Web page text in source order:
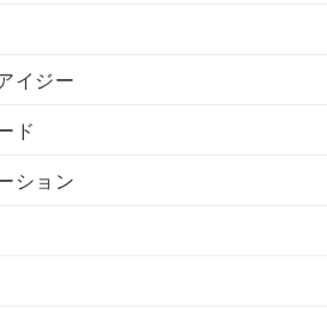
イジー
ド
ション